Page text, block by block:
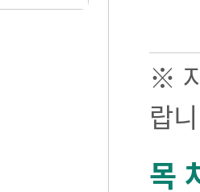
※
랍
목